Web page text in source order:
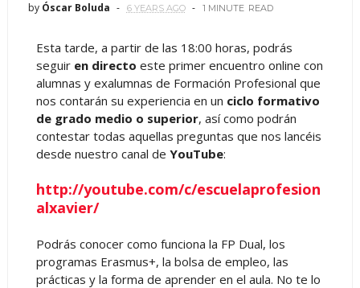
by Óscar Boluda 6 YEARS AGO 1 MINUTE READ
Esta tarde, a partir de las 18:00 horas, podrás
seguir en directo este primer encuentro online con
alumnas y exalumnas de Formación Profesional que
nos contarán su experiencia en un ciclo formativo
de grado medio o superior, así como podrán
contestar todas aquellas preguntas que nos lancéis
desde nuestro canal de YouTube:
http://youtube.com/c/escuelaprofesion
alxavier/
Podrás conocer como funciona la FP Dual, los
programas Erasmus+, la bolsa de empleo, las
prácticas y la forma de aprender en el aula. No te lo